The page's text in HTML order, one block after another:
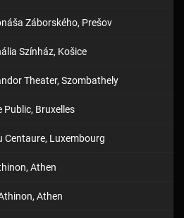
Záborského, Prešov
Színház, Košice
Theater, Szombathely
Public, Bruxelles
Centaure, Luxembourg
Athen
Athen